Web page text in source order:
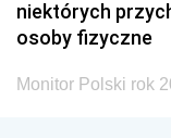
niektórych
osoby fizyczne
Monitor Polski rok